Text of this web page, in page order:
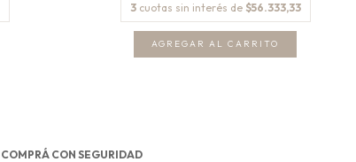
3 cuotas sin interés de $56.333,33
COMPRÁ CON SEGURIDAD